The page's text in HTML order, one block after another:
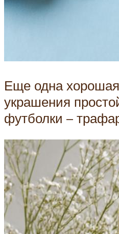
Еще одна
украшения
футболки –